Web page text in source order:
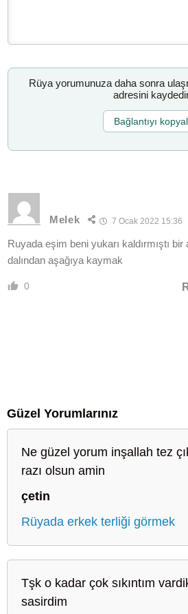
Rüya yorumunuza daha sonra
adresini
Bağlantıyı
Melek 7 Ocak 2022 15:36
Ruyada eşim beni yukarı kaldırmıştı
dalından aşağıya kaymak
0
Güzel Yorumlarınız
Ne güzel yorum inşallah tez
razı olsun amin
çetin
Rüyada erkek terliği görmek
Tşk o kadar çok sıkıntım
sasirdim